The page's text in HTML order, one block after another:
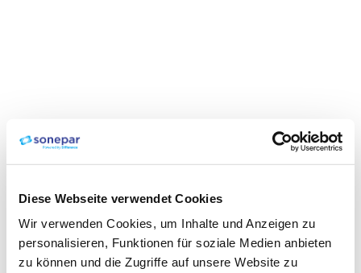
Diese Webseite verwendet Cookies
Wir verwenden Cookies, um Inhalte und Anzeigen zu
personalisieren, Funktionen für soziale Medien anbieten
zu können und die Zugriffe auf unsere Website zu